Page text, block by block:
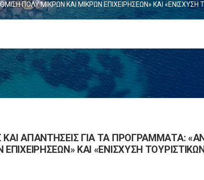
ΠΟΛΥ ΜΙΚΡΩΝ ΚΑΙ ΜΙΚΡΩΝ ΕΠΙΧΕΙΡΗΣΕΩΝ» ΚΑΙ «ΕΝΙΣΧΥΣΗ
ΚΑΙ ΑΠΑΝΤΗΣΕΙΣ ΓΙΑ ΤΑ ΠΡΟΓΡΑΜΜΑΤΑ:
ΕΠΙΧΕΙΡΗΣΕΩΝ» ΚΑΙ «ΕΝΙΣΧΥΣΗ